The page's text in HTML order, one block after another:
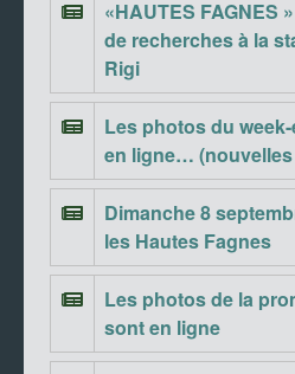
«HAUTES FAGNES
de recherches à la
Rigi
Les photos du
en ligne…
Dimanche 8
les Hautes Fagnes
Les photos de la
sont en ligne